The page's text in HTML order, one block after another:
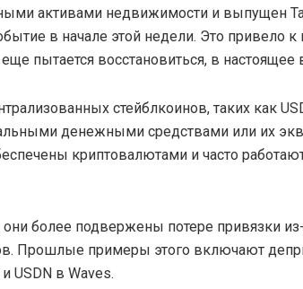
активами недвижимости и выпущен
в начале этой недели. Это привело
пытается восстановиться, в настоящее
стейблкоинов, таких как
денежными средствами или их
криптовалютами и часто
они более подвержены потере привязки
Прошлые примеры этого включают
USDN в Waves.